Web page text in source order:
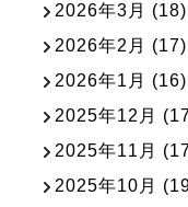
2026年3月 (18)
2026年2月 (17)
2026年1月 (16)
2025年12月
2025年11月
2025年10月